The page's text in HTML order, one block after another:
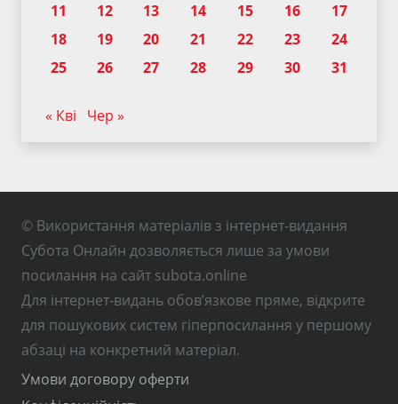
11
12 13 14 15 16
17
18
19 20 21 22 23
24
25
26 27 28 29 30 31
« Кві Чер »
© Використання матеріалів з інтернет-видання
Субота Онлайн дозволяється лише за умови
посилання на сайт subota.online
Для інтернет-видань обов’язкове пряме, відкрите
для пошукових систем гіперпосилання у першому
абзаці на конкретний матеріал.
Умови договору оферти